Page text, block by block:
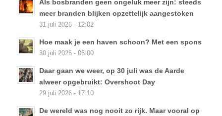
Als bosbranden geen ongeluk meer zijn: steeds
meer branden blijken opzettelijk aangestoken
31 juli 2026 - 12:02
Hoe maak je een haven schoon? Met een spons
30 juli 2026 - 06:00
Daar gaan we weer, op 30 juli was de Aarde
alweer opgebruikt: Overshoot Day
29 juli 2026 - 17:10
De wereld was nog nooit zo rijk. Maar vooral op